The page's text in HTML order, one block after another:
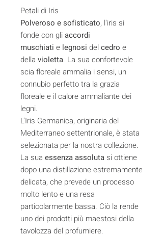
Petali di Iris
Polveroso e sofisticato, l'iris si
fonde con gliaccordi
muschiati e legnosi delcedro e
della violetta. La sua confortevole
scia floreale ammalia i sensi, un
connubio perfetto tra la grazia
floreale e il calore ammaliante dei
legni.
L'Iris Germanica, originaria del
Mediterraneo settentrionale, è stata
selezionata per la nostra collezione.
La sua essenza assoluta si ottiene
dopo una distillazione estremamente
delicata, che prevede un processo
molto lento e una resa
particolarmente bassa. Ciò la rende
uno dei prodotti più maestosi della
tavolozza del profumiere.